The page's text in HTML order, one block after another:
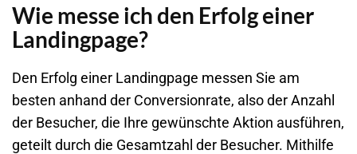
Wie messe ich den Erfolg einer
Landingpage?
Den Erfolg einer Landingpage messen Sie am
besten anhand der Conversionrate, also der Anzahl
der Besucher, die Ihre gewünschte Aktion ausführen,
geteilt durch die Gesamtzahl der Besucher. Mithilfe